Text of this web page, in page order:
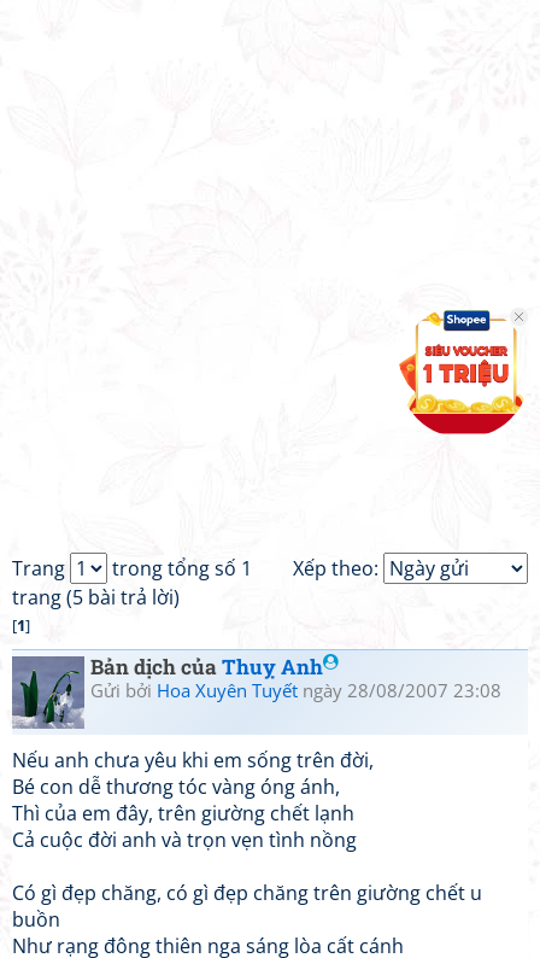
Xếp theo:
Trang
trong tổng số 1
trang (5 bài trả lời)
[1]
Bản dịch củaThuỵ Anh
Gửi bởi Hoa Xuyên Tuyết ngày 28/08/2007 23:08
Nếu anh chưa yêu khi em sống trên đời,
Bé con dễ thương tóc vàng óng ánh,
Thì của em đây, trên giường chết lạnh
Cả cuộc đời anh và trọn vẹn tình nồng
Có gì đẹp chăng, có gì đẹp chăng trên giường chết u
buồn
Như rạng đông thiên nga sáng lòa cất cánh